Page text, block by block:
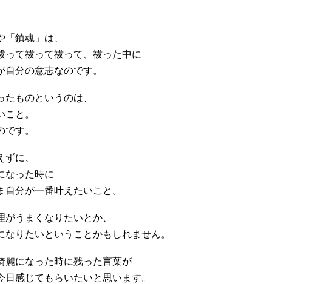
鎮魂」は、
って祓って祓って、祓った中に
分の意志なのです。
ものというのは、
と。
す。
に、
なった時に
分が一番叶えたいこと。
がうまくなりたいとか、
りたいということかもしれません。
麗になった時に残った言葉が
感じてもらいたいと思います。